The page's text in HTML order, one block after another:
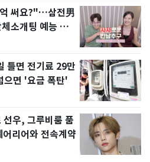
써요?"…삼전男
소개팅 예능 화
틀면 전기료 29만
면 '요금 폭탄'
우, 그루비룸 품
리어와 전속계약